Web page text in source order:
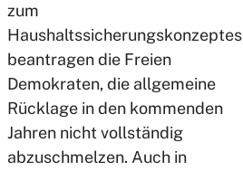
zum
Haushaltssicherungskonzeptes
beantragen die Freien
Demokraten, die allgemeine
Rücklage in den kommenden
Jahren nicht vollständig
abzuschmelzen. Auch in